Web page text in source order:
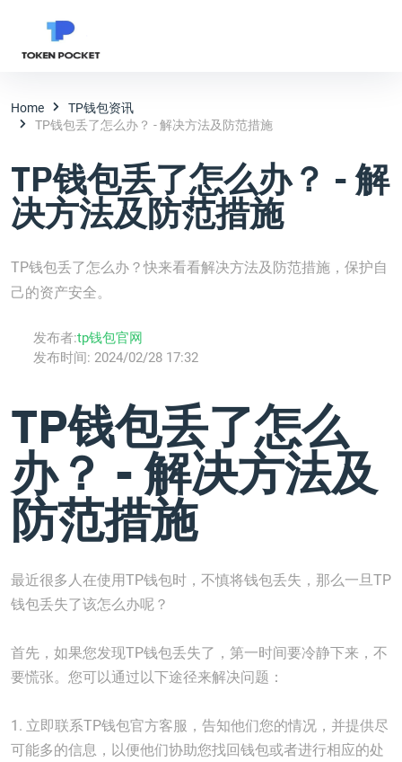
Home
TP钱包资讯
TP钱包丢了怎么办？ - 解决方法及防范措施
TP钱包丢了怎么办？ - 解
决方法及防范措施
TP钱包丢了怎么办？快来看看解决方法及防范措施，保护自
己的资产安全。
发布者:tp钱包官网
发布时间: 2024/02/28 17:32
TP钱包丢了怎么
办？ - 解决方法及
防范措施
最近很多人在使用TP钱包时，不慎将钱包丢失，那么一旦TP
钱包丢失了该怎么办呢？
首先，如果您发现TP钱包丢失了，第一时间要冷静下来，不
要慌张。您可以通过以下途径来解决问题：
1. 立即联系TP钱包官方客服，告知他们您的情况，并提供尽
可能多的信息，以便他们协助您找回钱包或者进行相应的处